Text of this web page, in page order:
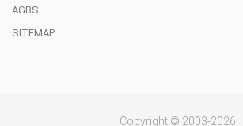
AGBS
SITEMAP
Copyright © 2003-2026